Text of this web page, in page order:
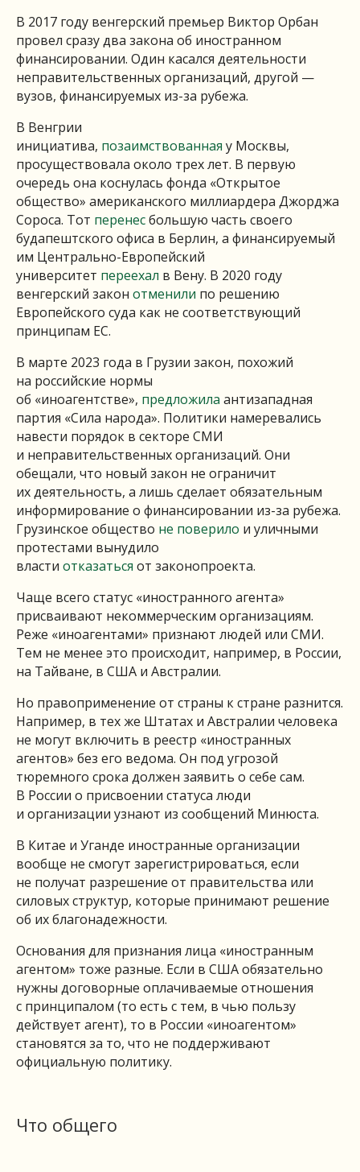
В 2017 году венгерский премьер Виктор Орбан
провел сразу два закона об иностранном
финансировании. Один касался деятельности
неправительственных организаций, другой —
вузов, финансируемых из-за рубежа.
В Венгрии
инициатива, позаимствованная у Москвы,
просуществовала около трех лет. В первую
очередь она коснулась фонда «Открытое
общество» американского миллиардера Джорджа
Сороса. Тот перенесбольшую часть своего
будапештского офиса в Берлин, а финансируемый
им Центрально-Европейский
университет переехал в Вену. В 2020 году
венгерский закон отменили по решению
Европейского суда как не соответствующий
принципам ЕС.
В марте 2023 года в Грузии закон, похожий
на российские нормы
об «иноагентстве», предложила антизападная
партия «Сила народа». Политики намеревались
навести порядок в секторе СМИ
и неправительственных организаций. Они
обещали, что новый закон не ограничит
их деятельность, а лишь сделает обязательным
информирование о финансировании из-за рубежа.
Грузинское общество не поверило и уличными
протестами вынудило
власти отказаться от законопроекта.
Чаще всего статус «иностранного агента»
присваивают некоммерческим организациям.
Реже «иноагентами» признают людей или СМИ.
Тем не менее это происходит, например, в России,
на Тайване, в США и Австралии.
Но правоприменение от страны к стране разнится.
Например, в тех же Штатах и Австралии человека
не могут включить в реестр «иностранных
агентов» без его ведома. Он под угрозой
тюремного срока должен заявить о себе сам.
В России о присвоении статуса люди
и организации узнают из сообщений Минюста.
В Китае и Уганде иностранные организации
вообще не смогут зарегистрироваться, если
не получат разрешение от правительства или
силовых структур, которые принимают решение
об их благонадежности.
Основания для признания лица «иностранным
агентом» тоже разные. Если в США обязательно
нужны договорные оплачиваемые отношения
с принципалом (то есть с тем, в чью пользу
действует агент), то в России «иноагентом»
становятся за то, что не поддерживают
официальную политику.
Что общего